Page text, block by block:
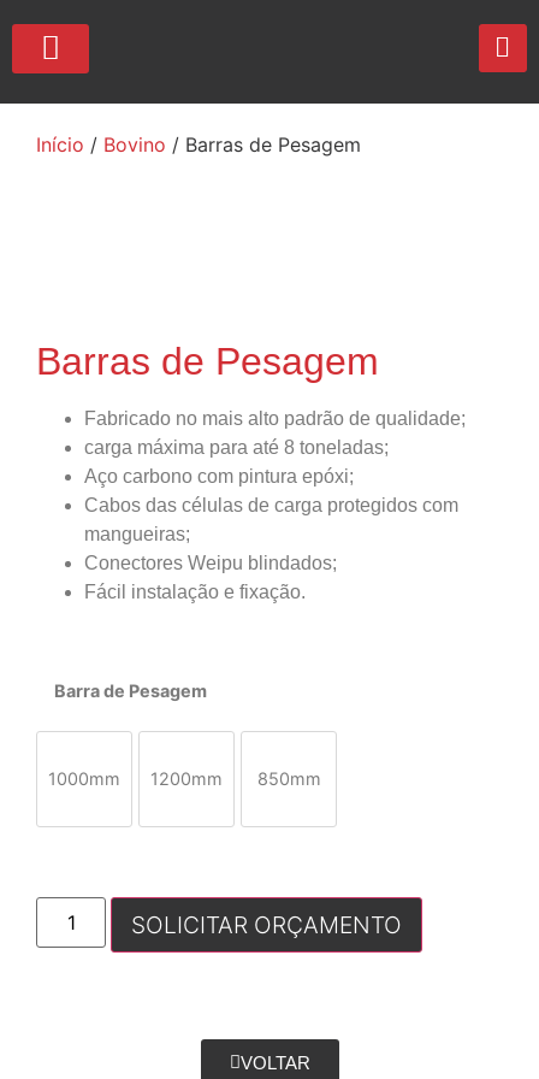
Início / Bovino / Barras de Pesagem
Barras de Pesagem
Fabricado no mais alto padrão de qualidade;
carga máxima para até 8 toneladas;
Aço carbono com pintura epóxi;
Cabos das células de carga protegidos com
mangueiras;
Conectores Weipu blindados;
Fácil instalação e fixação.
Barra de Pesagem
1000mm 1200mm 850mm
SOLICITAR ORÇAMENTO
VOLTAR